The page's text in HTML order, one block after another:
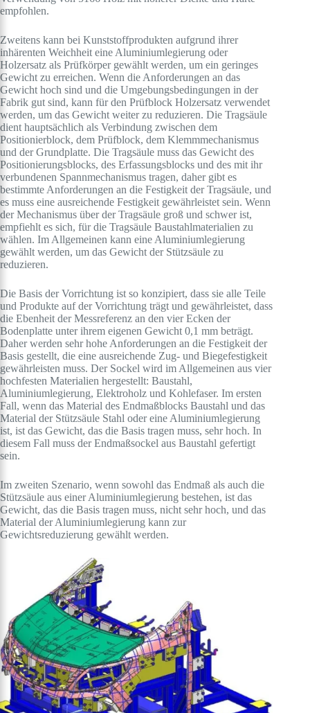
empfohlen.
Zweitens kann bei Kunststoffprodukten aufgrund ihrer
inhärenten Weichheit eine Aluminiumlegierung oder
Holzersatz als Prüfkörper gewählt werden, um ein geringes
Gewicht zu erreichen. Wenn die Anforderungen an das
Gewicht hoch sind und die Umgebungsbedingungen in der
Fabrik gut sind, kann für den Prüfblock Holzersatz verwendet
werden, um das Gewicht weiter zu reduzieren. Die Tragsäule
dient hauptsächlich als Verbindung zwischen dem
Positionierblock, dem Prüfblock, dem Klemmmechanismus
und der Grundplatte. Die Tragsäule muss das Gewicht des
Positionierungsblocks, des Erfassungsblocks und des mit ihr
verbundenen Spannmechanismus tragen, daher gibt es
bestimmte Anforderungen an die Festigkeit der Tragsäule, und
es muss eine ausreichende Festigkeit gewährleistet sein. Wenn
der Mechanismus über der Tragsäule groß und schwer ist,
empfiehlt es sich, für die Tragsäule Baustahlmaterialien zu
wählen. Im Allgemeinen kann eine Aluminiumlegierung
gewählt werden, um das Gewicht der Stützsäule zu
reduzieren.
Die Basis der Vorrichtung ist so konzipiert, dass sie alle Teile
und Produkte auf der Vorrichtung trägt und gewährleistet, dass
die Ebenheit der Messreferenz an den vier Ecken der
Bodenplatte unter ihrem eigenen Gewicht 0,1 mm beträgt.
Daher werden sehr hohe Anforderungen an die Festigkeit der
Basis gestellt, die eine ausreichende Zug- und Biegefestigkeit
gewährleisten muss. Der Sockel wird im Allgemeinen aus vier
hochfesten Materialien hergestellt: Baustahl,
Aluminiumlegierung, Elektroholz und Kohlefaser. Im ersten
Fall, wenn das Material des Endmaßblocks Baustahl und das
Material der Stützsäule Stahl oder eine Aluminiumlegierung
ist, ist das Gewicht, das die Basis tragen muss, sehr hoch. In
diesem Fall muss der Endmaßsockel aus Baustahl gefertigt
sein.
Im zweiten Szenario, wenn sowohl das Endmaß als auch die
Stützsäule aus einer Aluminiumlegierung bestehen, ist das
Gewicht, das die Basis tragen muss, nicht sehr hoch, und das
Material der Aluminiumlegierung kann zur
Gewichtsreduzierung gewählt werden.